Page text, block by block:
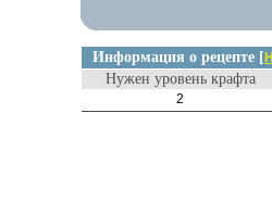
Информация о рецепте [
Нужен уровень крафта
2